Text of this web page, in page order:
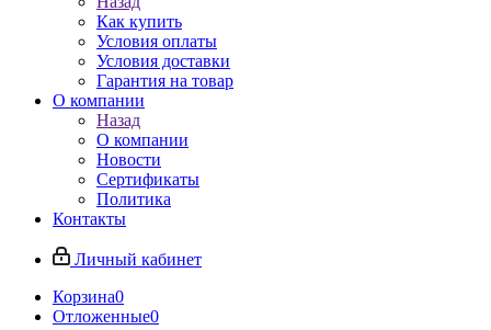
Как купить
Условия оплаты
Условия доставки
Гарантия на товар
О компании
Назад
О компании
Новости
Сертификаты
Политика
Контакты
Личный кабинет
Корзина0
Отложенные0